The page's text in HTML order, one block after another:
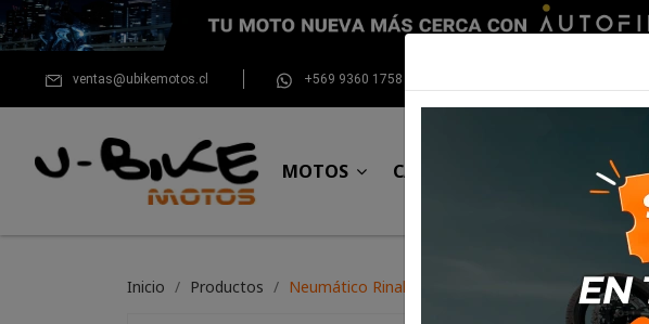
ventas@ubikemotos.cl +569 9360 1758
MOTOS CASCOS EQUIPAMIENTO
Inicio Productos Neumático Rinaldi 410*18 WH21 Cap. B (60R)